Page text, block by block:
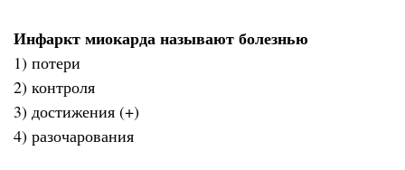
Инфаркт миокарда называют болезнью
1) потери
2) контроля
3) достижения (+)
4) разочарования